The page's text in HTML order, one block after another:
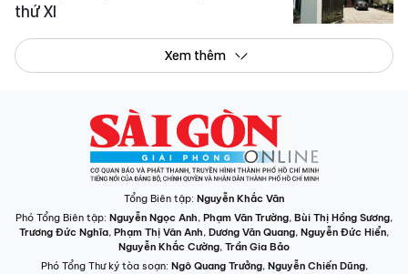
thứ XI
Xem thêm
Tổng Biên tập: Nguyễn Khắc Văn
Phó Tổng Biên tập: Nguyễn Ngọc Anh, Phạm Văn Trường, Bùi Thị Hồng Sương,
Trương Đức Nghĩa, Phạm Thị Vân Anh, Dương Văn Quang, Nguyễn Đức Hiển,
Nguyễn Khắc Cường, Trần Gia Bảo
Phó Tổng Thư ký tòa soạn: Ngô Quang Trưởng, Nguyễn Chiến Dũng,